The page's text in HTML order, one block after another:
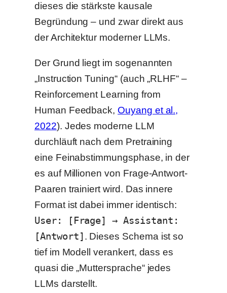
dieses die stärkste kausale
Begründung – und zwar direkt aus
der Architektur moderner LLMs.
Der Grund liegt im sogenannten
„Instruction Tuning“ (auch „RLHF“ –
Reinforcement Learning from
Human Feedback, Ouyang et al.,
2022). Jedes moderne LLM
durchläuft nach dem Pretraining
eine Feinabstimmungsphase, in der
es auf Millionen von Frage-Antwort-
Paaren trainiert wird. Das innere
Format ist dabei immer identisch:
User: [Frage] → Assistant:
[Antwort] . Dieses Schema ist so
tief im Modell verankert, dass es
quasi die „Muttersprache“ jedes
LLMs darstellt.